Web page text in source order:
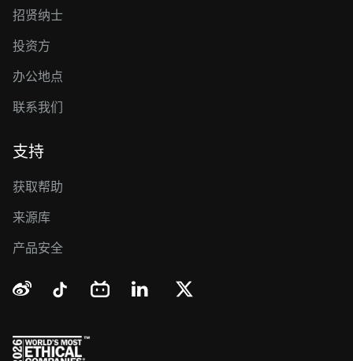
招贤纳士
投资方
办公地点
联系我们
支持
获取帮助
来源库
产品安全